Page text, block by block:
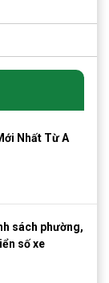
Nhất Từ A
sách phường,
số xe